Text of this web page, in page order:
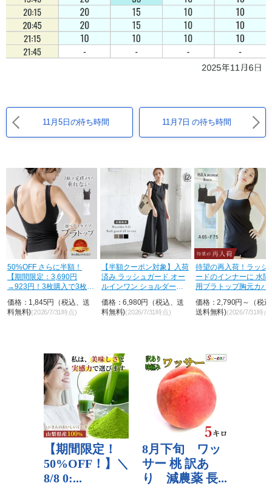
11月5日の待ち時間 11月7日 の待ち時間
【半額クーポン対象】入荷
済み ラッシュガード オー
ルインワン ショルダーフ
価格：6,980円（税込、送
料無料)(2026/7/31時点)
待望の再入荷！ラッシュガ
ードのインナーに 水陸両
用ブラトップ胸元カバー型
価格：2,790円～（税込、
送料無料)(2026/7/31時点)
72%OFF!【期間限定：
1,099円～1,999円！】
間ランキング5位】 ...
価格：1,099円～（税
送料無料)(2026/7/31時点)